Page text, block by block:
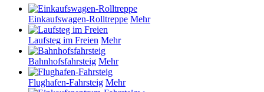
Einkaufswagen-Rolltreppe Mehr
Laufsteg im Freien Mehr
Bahnhofsfahrsteig Mehr
Flughafen-Fahrsteig Mehr